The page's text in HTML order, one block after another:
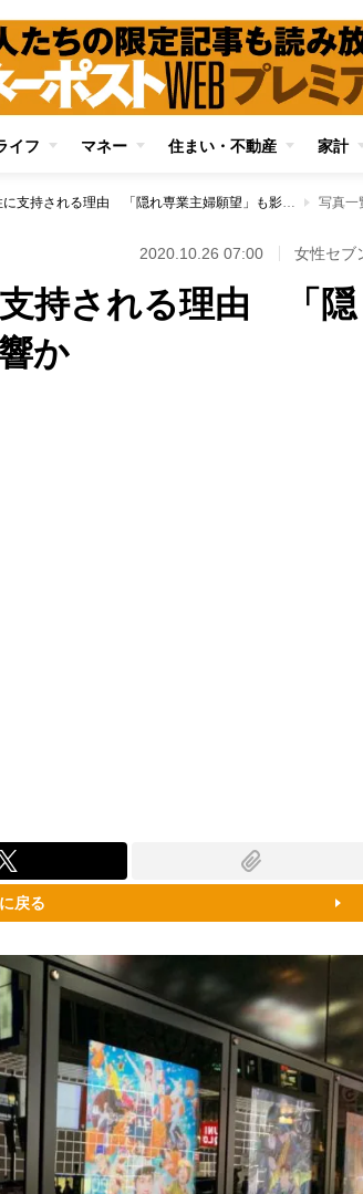
イフ マネー 住まい・不動産 家計
『鬼滅の刃』が女性に支持される理由 「隠れ専業主婦願望」も影響か 写真一
2020.10.26 07:00 女性セブ
支持される理由 「隠
か
戻る